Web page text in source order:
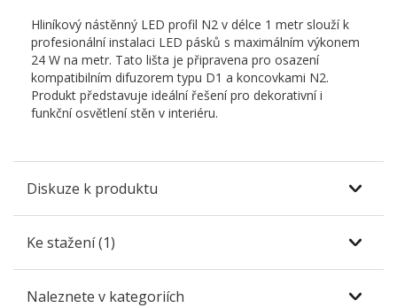
Hliníkový nástěnný LED profil N2 v délce 1 metr slouží k
profesionální instalaci LED pásků s maximálním výkonem
24 W na metr. Tato lišta je připravena pro osazení
kompatibilním difuzorem typu D1 a koncovkami N2.
Produkt představuje ideální řešení pro dekorativní i
funkční osvětlení stěn v interiéru.
Diskuze k produktu
Ke stažení (1)
Naleznete v kategoriích